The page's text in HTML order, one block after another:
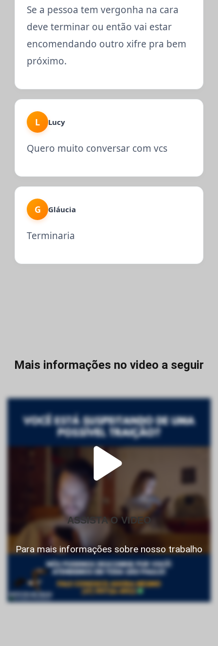
Se a pessoa tem vergonha na cara
deve terminar ou então vai estar
encomendando outro xifre pra bem
próximo.
L Lucy
Quero muito conversar com vcs
G Gláucia
Terminaria
Mais informações no video a seguir
ASSISTA O VIDEO
Para mais informações sobre nosso trabalho